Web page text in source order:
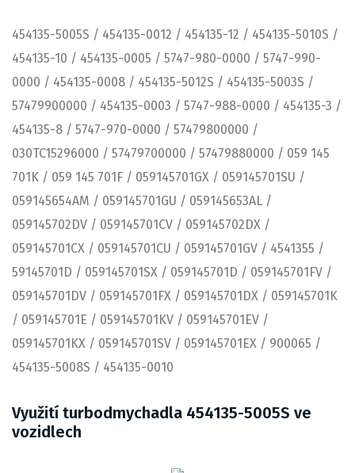
454135-5005S / 454135-0012 / 454135-12 / 454135-5010S /
454135-10 / 454135-0005 / 5747-980-0000 / 5747-990-
0000 / 454135-0008 / 454135-5012S / 454135-5003S /
57479900000 / 454135-0003 / 5747-988-0000 / 454135-3 /
454135-8 / 5747-970-0000 / 57479800000 /
030TC15296000 / 57479700000 / 57479880000 / 059 145
701K / 059 145 701F / 059145701GX / 059145701SU /
059145654AM / 059145701GU / 059145653AL /
059145702DV / 059145701CV / 059145702DX /
059145701CX / 059145701CU / 059145701GV / 4541355 /
59145701D / 059145701SX / 059145701D / 059145701FV /
059145701DV / 059145701FX / 059145701DX / 059145701K
/ 059145701E / 059145701KV / 059145701EV /
059145701KX / 059145701SV / 059145701EX / 900065 /
454135-5008S / 454135-0010
Využití turbodmychadla 454135-5005S ve
vozidlech